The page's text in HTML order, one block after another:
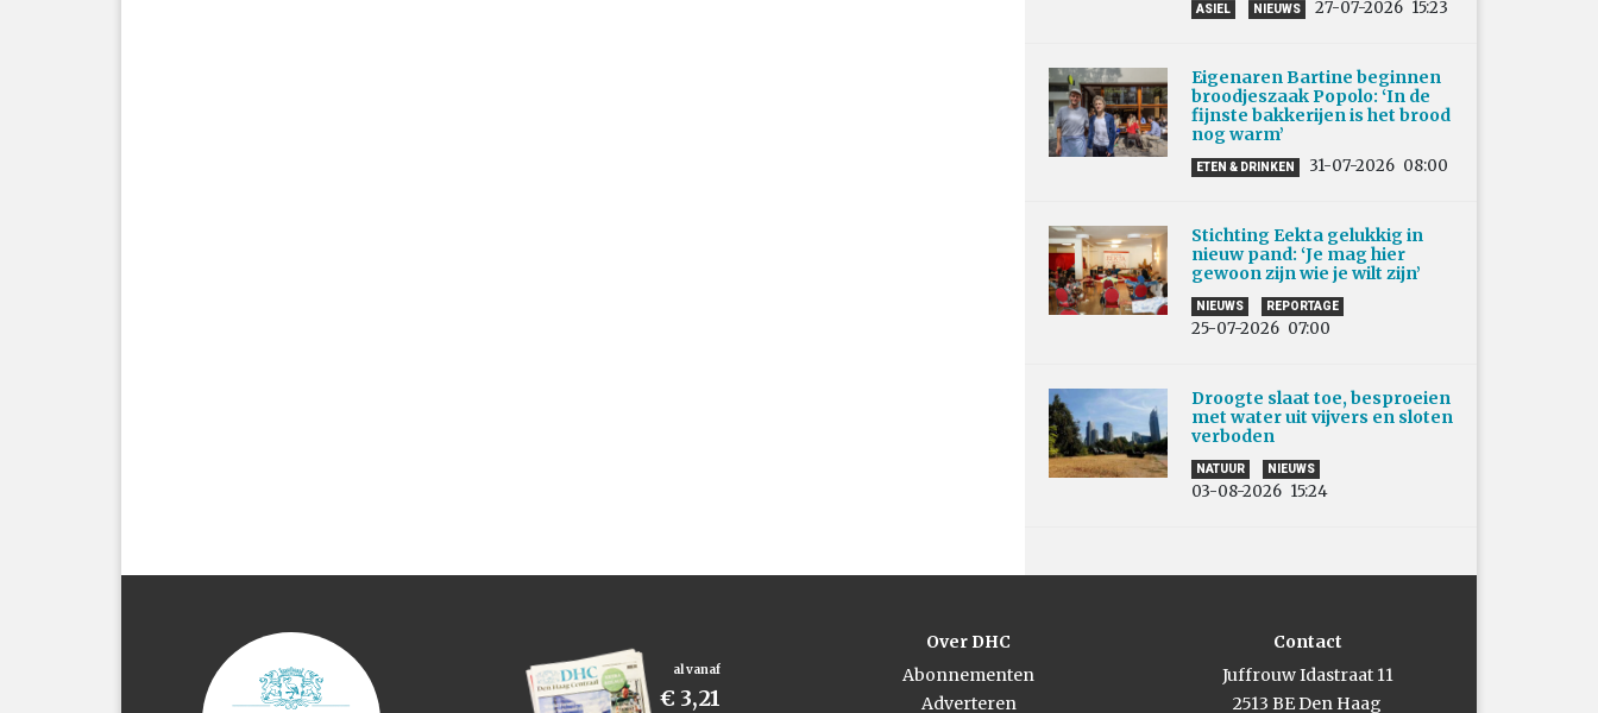
ASIEL NIEUWS 27-07-2026 15:23
Eigenaren Bartine beginnen
broodjeszaak Popolo: ‘In de
fijnste bakkerijen is het brood
nog warm’
ETEN & DRINKEN 31-07-2026 08:00
Stichting Eekta gelukkig in
nieuw pand: ‘Je mag hier
gewoon zijn wie je wilt zijn’
NIEUWS REPORTAGE
25-07-2026 07:00
Droogte slaat toe, besproeien
met water uit vijvers en sloten
verboden
NATUUR NIEUWS
03-08-2026 15:24
al vanaf
€ 3,21
Over DHC
Abonnementen
Adverteren
Contact
Juffrouw Idastraat 11
2513 BE Den Haag